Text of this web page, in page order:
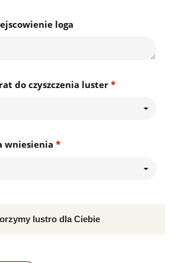
loga
*
do czyszczenia luster
*
wniesienia
lustro dla Ciebie